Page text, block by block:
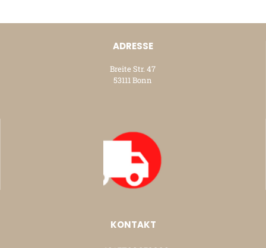
ADRESSE
Breite Str. 47
53111 Bonn
KONTAKT